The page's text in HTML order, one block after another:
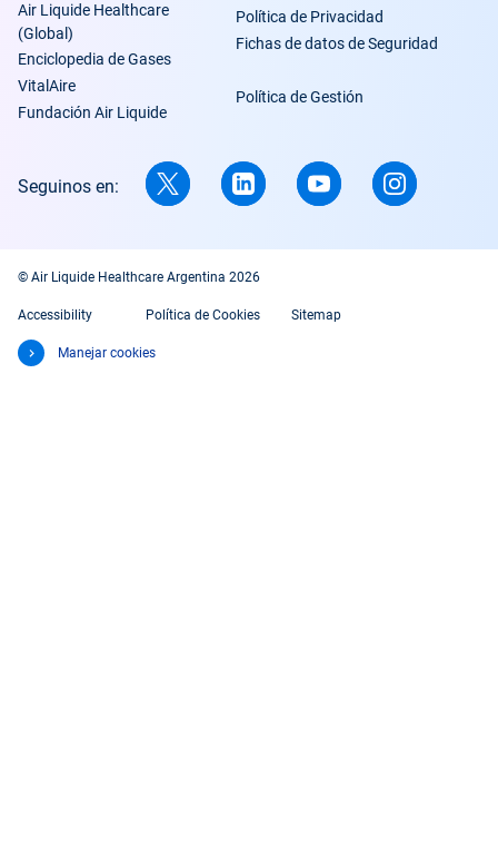
Air Liquide Healthcare
(Global)
Enciclopedia de Gases
VitalAire
Fundación Air Liquide
Política de Privacidad
Fichas de datos de Seguridad
Política de Gestión
Seguinos en:
© Air Liquide Healthcare Argentina 2026
Accessibility Política de Cookies Sitemap
Manejar cookies